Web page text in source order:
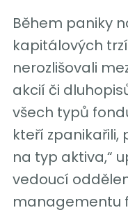
Během paniky
kapitálových
nerozlišovali
akcií či
všech typů
kteří zpanikařili,
na typ aktiva,“
vedoucí
managementu